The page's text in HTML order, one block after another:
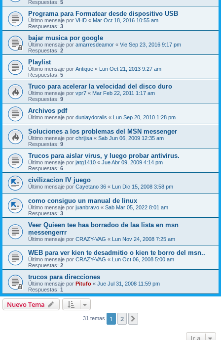
Respuestas: 5
Programa para Formatear desde dispositivo USB
Último mensaje por VHD « Mar Oct 18, 2016 10:55 am
Respuestas: 3
bajar musica por google
Último mensaje por amarresdeamor « Vie Sep 23, 2016 9:17 pm
Respuestas: 2
Playlist
Último mensaje por Antique « Lun Oct 21, 2013 9:27 am
Respuestas: 5
Truco para acelerar la velocidad del disco duro
Último mensaje por vpr7 « Mar Feb 22, 2011 1:17 am
Respuestas: 9
Archivos pdf
Último mensaje por duniaydoralis « Lun Sep 20, 2010 1:28 pm
Soluciones a los problemas del MSN messenger
Último mensaje por chrijisa « Sab Jun 06, 2009 12:35 am
Respuestas: 9
Trucos para aislar virus, y luego probar antivirus.
Último mensaje por jatg1410 « Jue Abr 09, 2009 4:14 pm
Respuestas: 6
civilizacion IV juego
Último mensaje por Cayetano 36 « Lun Dic 15, 2008 3:58 pm
como consiguo un manual de linux
Último mensaje por juanbravo « Sab Mar 05, 2022 8:01 am
Respuestas: 3
Veer Quieen tee haa borradoo de laa lista en msn
messengerrr
Último mensaje por CRAZY-VAG « Lun Nov 24, 2008 7:25 am
WEB para ver kien te desadmitio o kien te borro del msn..
Último mensaje por CRAZY-VAG « Lun Oct 06, 2008 5:00 am
Respuestas: 2
trucos para direcciones
Último mensaje por Pitufo « Jue Jul 31, 2008 11:59 pm
Respuestas: 1
Nuevo Tema
31 temas 1 2
Ir a